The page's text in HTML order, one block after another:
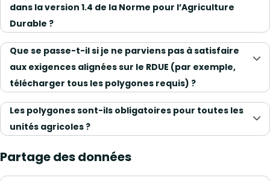
dans la version 1.4 de la Norme pour l’Agriculture
Durable ?
Que se passe-t-il si je ne parviens pas à satisfaire
aux exigences alignées sur le RDUE (par exemple,
télécharger tous les polygones requis) ?
Les polygones sont-ils obligatoires pour toutes les
unités agricoles ?
Partage des données